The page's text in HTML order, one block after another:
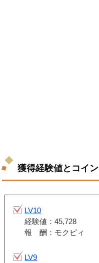
獲得経験値とコイン
LV10
経験値：45,728
報 酬：モクピィ
LV9